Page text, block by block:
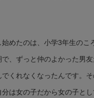
めたのは、小学3年生のこ
で、ずっと仲のよかった男
くれなくなったんです。
は女の子だから女の子と